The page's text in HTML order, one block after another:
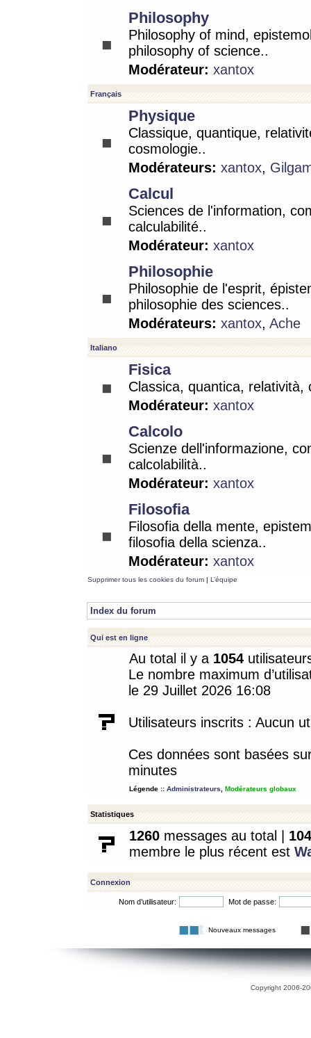
Philosophy
Philosophy of mind,
philosophy of science..
Modérateur: xantox
Français
Physique
Classique, quantique,
cosmologie..
Modérateurs: xantox,
Calcul
Sciences de l'information,
calculabilité..
Modérateur: xantox
Philosophie
Philosophie de l'esprit,
philosophie des sciences..
Modérateurs: xantox, Ache
Italiano
Fisica
Classica, quantica, relatività,
Modérateur: xantox
Calcolo
Scienze dell'informazione,
calcolabilità..
Modérateur: xantox
Filosofia
Filosofia della mente,
filosofia della scienza..
Modérateur: xantox
Supprimer tous les cookies du forum | L’équipe
Index du forum
Qui est en ligne
Au total il y a 1054
Le nombre maximum
le 29 Juillet 2026 16:08
Utilisateurs inscrits : Aucun
Ces données sont basées
minutes
Légende :: Administrateurs Modérateurs globaux
Statistiques
1260 messages au total | 104
membre le plus récent est
Connexion
Nom d’utilisateur: Mot de passe:
Nouveaux messages
Copyright 2006-